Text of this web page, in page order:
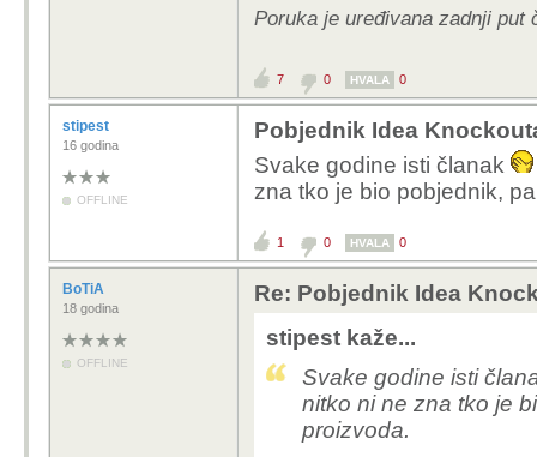
Poruka je uređivana zadnji put
7 0 HVALA 0
stipest
16 godina
OFFLINE
Pobjednik Idea
Svake godine isti članak
zna tko je bio pobjednik,
1 0 HVALA 0
BoTiA
18 godina
OFFLINE
Re: Pobjednik Idea
stipest kaže...
Svake godine isti
nitko ni ne zna tko je
proizvoda.